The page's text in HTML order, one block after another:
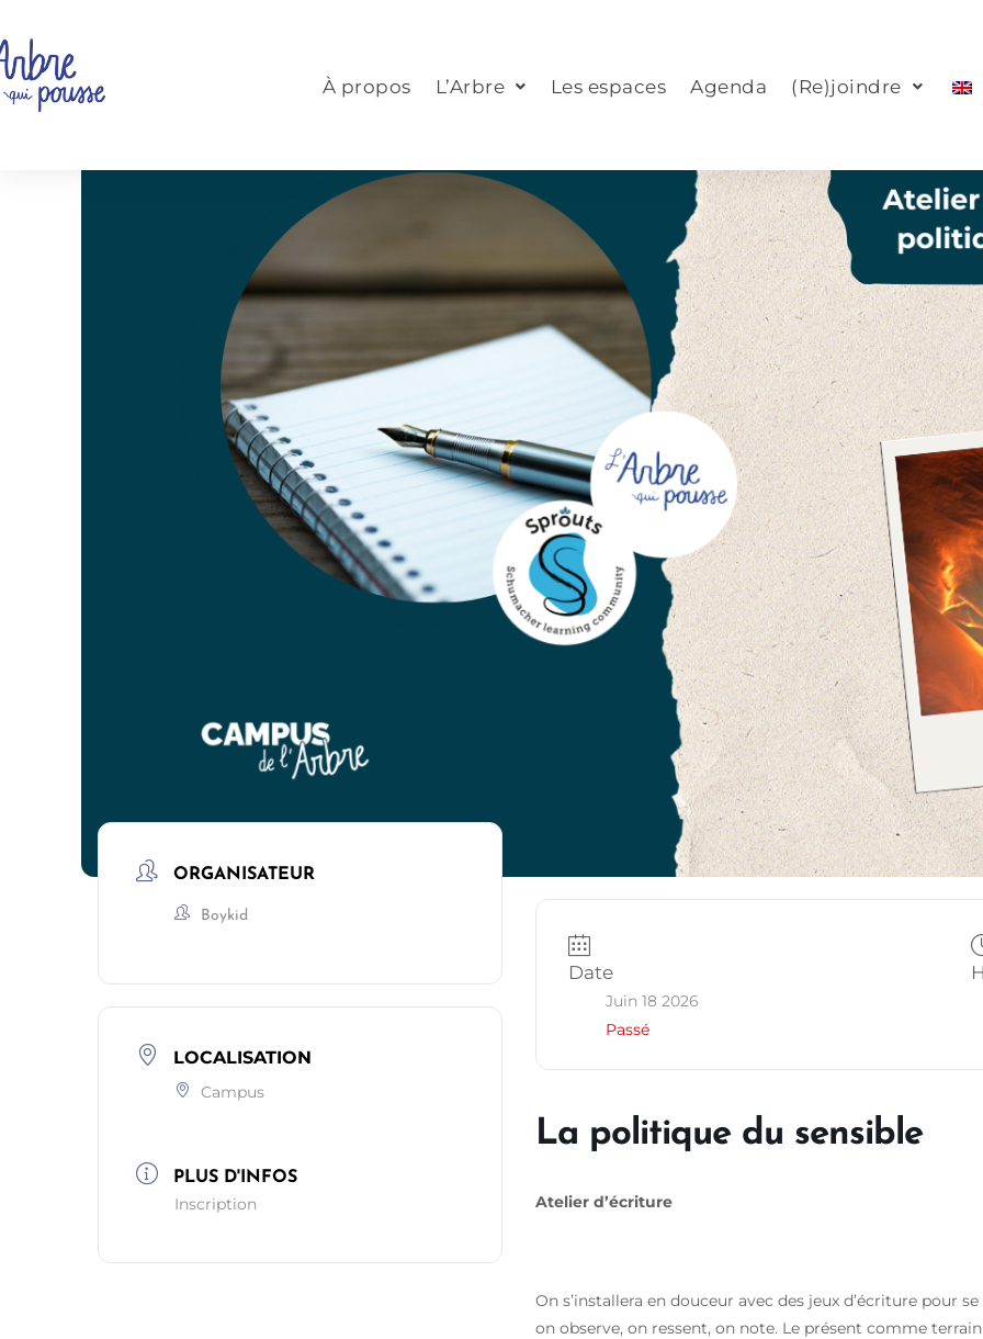
au
contenu
À propos L’Arbre Les espaces Agenda (Re)joindre
ORGANISATEUR
Boykid
LOCALISATION
Campus
PLUS D'INFOS
Inscription
Date
Juin 18 2026
Passé
La politique du sensible
Atelier d’écriture
On s’installera en douceur avec des jeux d’écriture pour
on observe, on ressent, on note. Le présent comme